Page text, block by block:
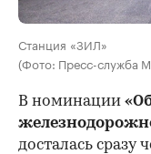
Станция «ЗИЛ»
(Фото: Пресс-служба
В номинации
досталась